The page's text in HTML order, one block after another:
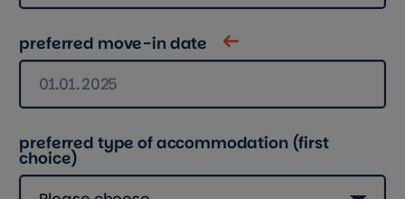
preferred move-in date
preferred type of accommodation (first
choice)